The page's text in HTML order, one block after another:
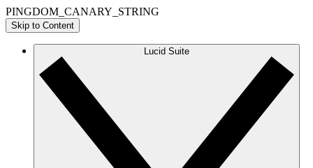
PINGDOM_CANARY_STRING
Skip to Content
Lucid Suite